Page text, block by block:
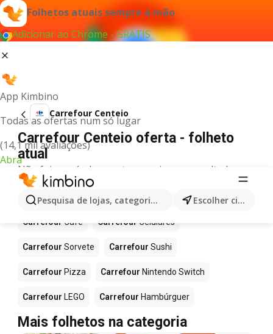
Folhetos atuais sempre à mão
Adicionar ao Chrome - GRÁTIS
App Kimbino
Todas as ofertas num só lugar
(14,1 mil avaliações)
Abra
Pesquisa de lojas, categorias,produtos... Escolher cidade
Carrefour Centeio
Carrefour Centeio oferta - folheto
atual
Não foi possível encontrar quaisquer resultados
para este termo.
Mais produtos em Carrefour
Carrefour Café Carrefour Celulares
Carrefour Sorvete Carrefour Sushi
Carrefour Pizza Carrefour Nintendo Switch
Carrefour LEGO Carrefour Hambúrguer
Mais folhetos na categoria